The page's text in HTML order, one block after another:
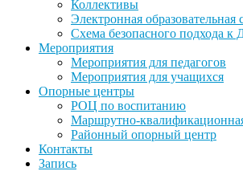
Коллективы
Электронная образовательная
Схема безопасного подхода
Мероприятия
Мероприятия для педагогов
Мероприятия для учащихся
Опорные центры
РОЦ по воспитанию
Маршрутно-
Районный опорный центр
Контакты
Запись